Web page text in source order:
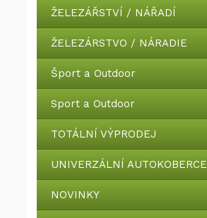
ŽELEZÁŘSTVÍ / NÁŘADÍ
ŽELEZÁRSTVO / NÁRADIE
Šport a Outdoor
Sport a Outdoor
TOTÁLNÍ VÝPRODEJ
UNIVERZÁLNÍ AUTOKOBERCE
NOVINKY